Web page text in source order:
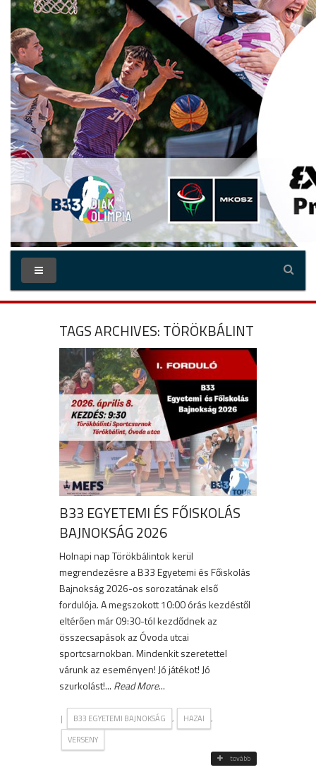
TAGS ARCHIVES: TÖRÖKBÁLINT
B33 EGYETEMI ÉS FŐISKOLÁS
BAJNOKSÁG 2026
Holnapi nap Törökbálintok kerül
megrendezésre a B33 Egyetemi és Főiskolás
Bajnokság 2026-os sorozatának első
fordulója. A megszokott 10:00 órás kezdéstől
eltérően már 09:30-tól kezdődnek az
összecsapások az Óvoda utcai
sportcsarnokban. Mindenkit szeretettel
várunk az eseményen! Jó játékot! Jó
szurkolást!... Read More...
| B33 EGYETEMI BAJNOKSÁG , HAZAI ,
VERSENY
tovább